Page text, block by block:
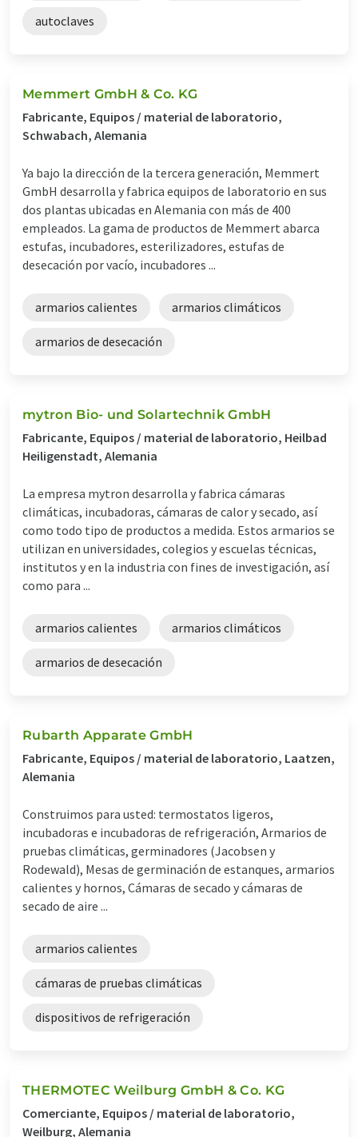
autoclaves
Memmert GmbH & Co. KG
Fabricante, Equipos / material de laboratorio,
Schwabach, Alemania
Ya bajo la dirección de la tercera generación, Memmert
GmbH desarrolla y fabrica equipos de laboratorio en sus
dos plantas ubicadas en Alemania con más de 400
empleados. La gama de productos de Memmert abarca
estufas, incubadores, esterilizadores, estufas de
desecación por vacío, incubadores ...
armarios calientes armarios climáticos
armarios de desecación
mytron Bio- und Solartechnik GmbH
Fabricante, Equipos / material de laboratorio, Heilbad
Heiligenstadt, Alemania
La empresa mytron desarrolla y fabrica cámaras
climáticas, incubadoras, cámaras de calor y secado, así
como todo tipo de productos a medida. Estos armarios se
utilizan en universidades, colegios y escuelas técnicas,
institutos y en la industria con fines de investigación, así
como para ...
armarios calientes armarios climáticos
armarios de desecación
Rubarth Apparate GmbH
Fabricante, Equipos / material de laboratorio, Laatzen,
Alemania
Construimos para usted: termostatos ligeros,
incubadoras e incubadoras de refrigeración, Armarios de
pruebas climáticas, germinadores (Jacobsen y
Rodewald), Mesas de germinación de estanques, armarios
calientes y hornos, Cámaras de secado y cámaras de
secado de aire ...
armarios calientes
cámaras de pruebas climáticas
dispositivos de refrigeración
THERMOTEC Weilburg GmbH & Co. KG
Comerciante, Equipos / material de laboratorio,
Weilburg, Alemania